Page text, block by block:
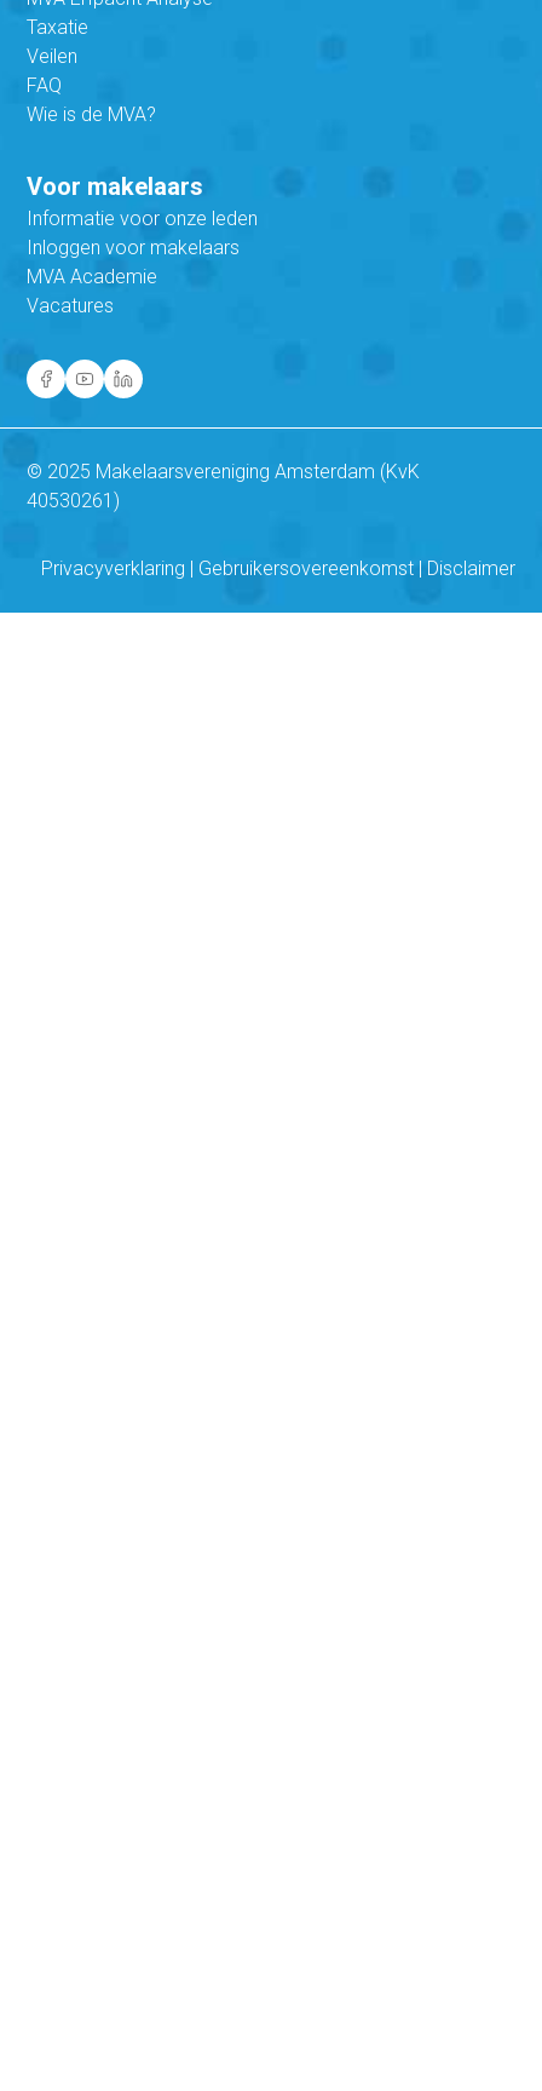
Taxatie
Veilen
FAQ
Wie is de MVA?
Voor makelaars
Informatie voor onze leden
Inloggen voor makelaars
MVA Academie
Vacatures
© 2025 Makelaarsvereniging Amsterdam (KvK
40530261)
Privacyverklaring Gebruikersovereenkomst Disclaimer